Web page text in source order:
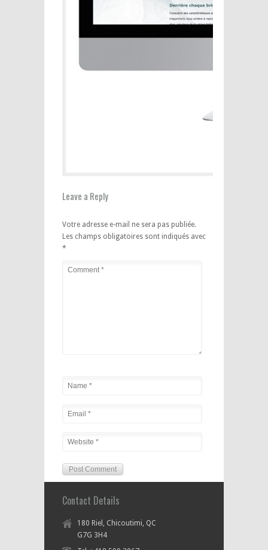
Leave a Reply
Votre adresse e-mail ne sera pas publiée.
Les champs obligatoires sont indiqués avec
*
Contact Details
180 Riel, Chicoutimi, QC
G7G 3H4